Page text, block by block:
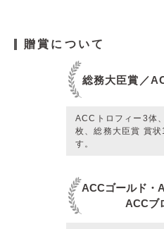
贈賞について
総務大臣賞／
ACCトロフィー3体
枚、総務大臣賞 賞状
す。
ACCゴールド・
ACCブ